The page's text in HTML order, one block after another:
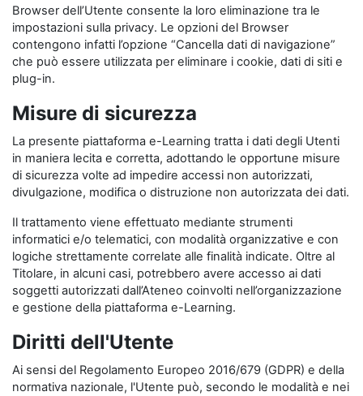
Browser dell’Utente consente la loro eliminazione tra le
impostazioni sulla privacy. Le opzioni del Browser
contengono infatti l’opzione “Cancella dati di navigazione”
che può essere utilizzata per eliminare i cookie, dati di siti e
plug-in.
Misure di sicurezza
La presente piattaforma e-Learning tratta i dati degli Utenti
in maniera lecita e corretta, adottando le opportune misure
di sicurezza volte ad impedire accessi non autorizzati,
divulgazione, modifica o distruzione non autorizzata dei dati.
Il trattamento viene effettuato mediante strumenti
informatici e/o telematici, con modalità organizzative e con
logiche strettamente correlate alle finalità indicate. Oltre al
Titolare, in alcuni casi, potrebbero avere accesso ai dati
soggetti autorizzati dall’Ateneo coinvolti nell’organizzazione
e gestione della piattaforma e-Learning.
Diritti dell'Utente
Ai sensi del Regolamento Europeo 2016/679 (GDPR) e della
normativa nazionale, l'Utente può, secondo le modalità e nei